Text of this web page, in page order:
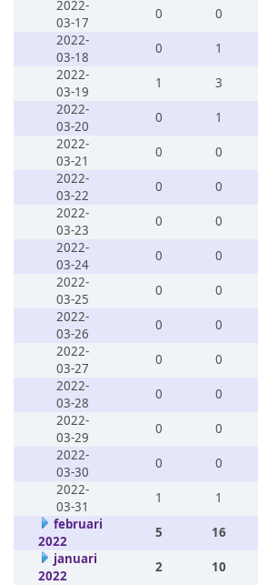
2022-
03-17
0 0
2022-
03-18
0 1
2022-
03-19
1 3
2022-
03-20
0 1
2022-
03-21
0 0
2022-
03-22
0 0
2022-
03-23
0 0
2022-
03-24
0 0
2022-
03-25
0 0
2022-
03-26
0 0
2022-
03-27
0 0
2022-
03-28
0 0
2022-
03-29
0 0
2022-
03-30
0 0
2022-
03-31
1 1
februari
2022
5 16
januari
2022
2 10